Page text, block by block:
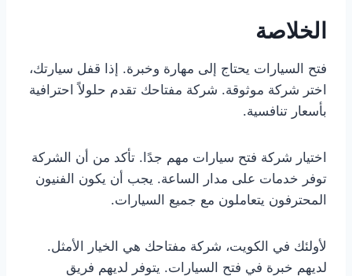
الخلاصة
فتح السيارات يحتاج إلى مهارة وخبرة. إذا قفل سيارتك،
اختر شركة موثوقة. شركة مفتاحك تقدم حلولاً احترافية
بأسعار تنافسية.
اختيار شركة فتح سيارات مهم جدًا. تأكد من أن الشركة
توفر خدمات على مدار الساعة. يجب أن يكون الفنيون
المحترفون يتعاملون مع جميع السيارات.
لأولئك في الكويت، شركة مفتاحك هي الخيار الأمثل.
لديهم خبرة في فتح السيارات. يتوفر لديهم فريق